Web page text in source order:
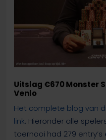
Uitslag €670 Monster
Venlo
Het complete blog van
link. Hieronder alle
toernooi had 279